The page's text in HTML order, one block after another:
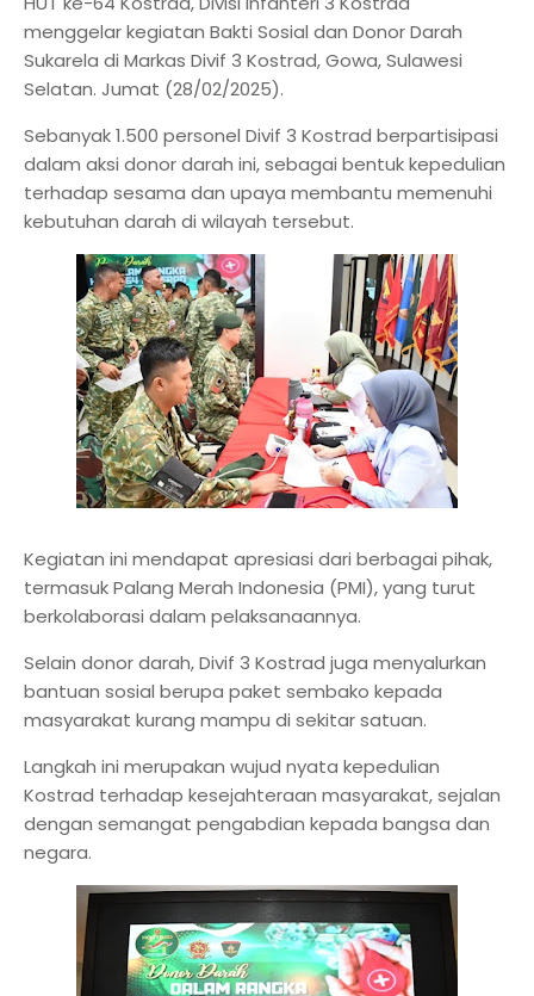
menggelar kegiatan Bakti Sosial dan Donor Darah
Sukarela di Markas Divif 3 Kostrad, Gowa, Sulawesi
Selatan. Jumat (28/02/2025).
Sebanyak 1.500 personel Divif 3 Kostrad berpartisipasi
dalam aksi donor darah ini, sebagai bentuk kepedulian
terhadap sesama dan upaya membantu memenuhi
kebutuhan darah di wilayah tersebut.
Kegiatan ini mendapat apresiasi dari berbagai pihak,
termasuk Palang Merah Indonesia (PMI), yang turut
berkolaborasi dalam pelaksanaannya.
Selain donor darah, Divif 3 Kostrad juga menyalurkan
bantuan sosial berupa paket sembako kepada
masyarakat kurang mampu di sekitar satuan.
Langkah ini merupakan wujud nyata kepedulian
Kostrad terhadap kesejahteraan masyarakat, sejalan
dengan semangat pengabdian kepada bangsa dan
negara.